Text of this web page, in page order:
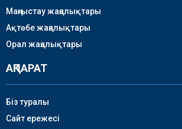
Маңғыстау жаңалықтары
Ақтөбе жаңалықтары
Орал жаңалықтары
АҚПАРАТ
Біз туралы
Сайт ережесі